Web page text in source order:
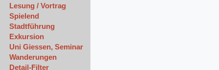
Lesung / Vortrag
Spielend
Stadtführung
Exkursion
Uni Giessen, Seminar
Wanderungen
Detail-Filter